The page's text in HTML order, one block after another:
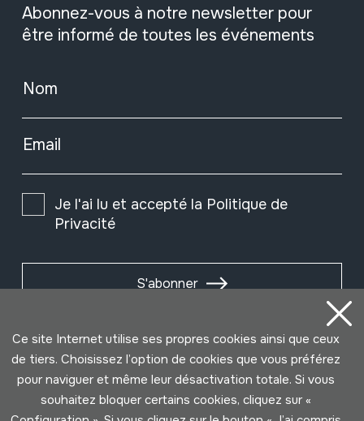
Abonnez-vous à notre newsletter pour
être informé de toutes les événements
Nom
Email
Je l'ai lu et accepté la Politique de
Privacité
S'abonner
Ce site Internet utilise ses propres cookies ainsi que ceux
de tiers. Choisissez l’option de cookies que vous préférez
pour naviguer et même leur désactivation totale. Si vous
souhaitez bloquer certains cookies, cliquez sur «